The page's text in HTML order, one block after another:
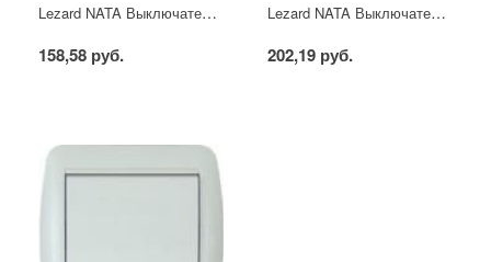
Lezard NATA Выключатель 1 кл. белый
158,58 руб.
Lezard NATA Выключатель 2 кл. белый
202,19 руб.